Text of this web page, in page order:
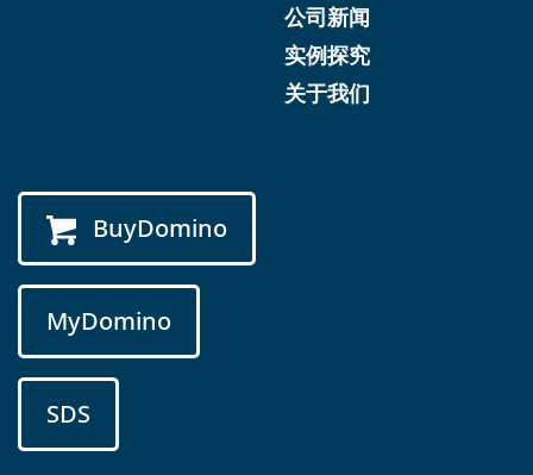
公司新闻
实例探究
关于我们
BuyDomino
MyDomino
SDS